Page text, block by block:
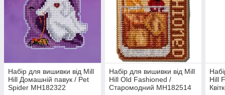
Набір для вишивки від Mill
Hill Домашній павук / Pet
Spider MH182322
Набір для вишивки від Mill
Hill Old Fashioned /
Старомодний MH182514
Hill